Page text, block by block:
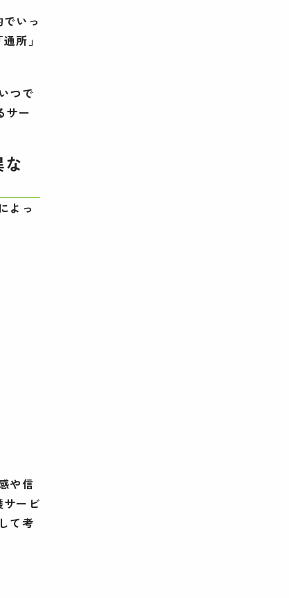
いっ
所」
つで
サー
よっ
や信
サービ
て考